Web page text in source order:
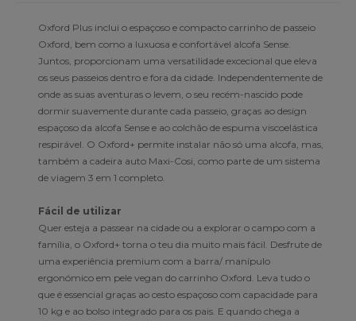
Oxford Plus inclui o espaçoso e compacto carrinho de passeio
Oxford, bem como a luxuosa e confortável alcofa Sense.
Juntos, proporcionam uma versatilidade excecional que eleva
os seus passeios dentro e fora da cidade. Independentemente de
onde as suas aventuras o levem, o seu recém-nascido pode
dormir suavemente durante cada passeio, graças ao design
espaçoso da alcofa Sense e ao colchão de espuma viscoelástica
respirável. O Oxford+ permite instalar não só uma alcofa, mas,
também a cadeira auto Maxi-Cosi, como parte de um sistema
de viagem 3 em 1 completo.
Fácil de utilizar
Quer esteja a passear na cidade ou a explorar o campo com a
família, o Oxford+ torna o teu dia muito mais fácil. Desfrute de
uma experiência premium com a barra/ manípulo
ergonómico em pele vegan do carrinho Oxford. Leva tudo o
que é essencial graças ao cesto espaçoso com capacidade para
10 kg e ao bolso integrado para os pais. E quando chega a